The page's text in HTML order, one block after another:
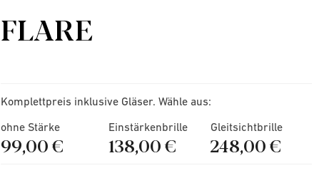
FLARE
Komplettpreis inklusive Gläser. Wähle aus:
ohne Stärke
99,00 €
Einstärkenbrille
138,00 €
Gleitsichtbrille
248,00 €